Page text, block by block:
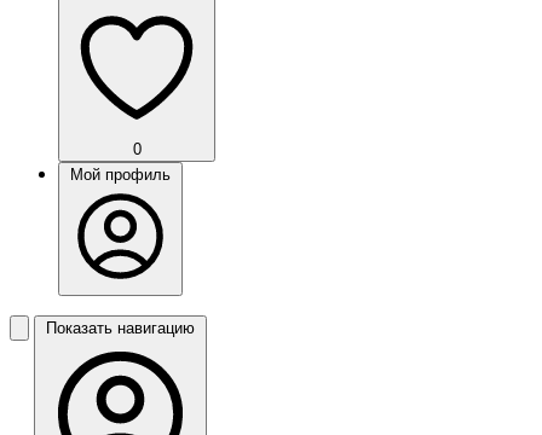
0
Мой профиль
Показать навигацию